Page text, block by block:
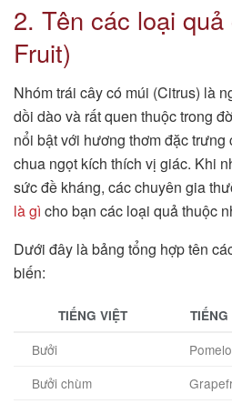
2. Tên các loại
Fruit)
Nhóm trái cây có múi (Citrus) là
dồi dào và rất quen thuộc trong
nổi bật với hương thơm đặc trưng
chua ngọt kích thích vị giác. Khi
sức đề kháng, các chuyên gia
là gì cho bạn các loại quả thuộc
Dưới đây là bảng tổng hợp tên
biến:
TIẾNG VIỆT TIẾNG
Bưởi
Pomelo
Bưởi chùm